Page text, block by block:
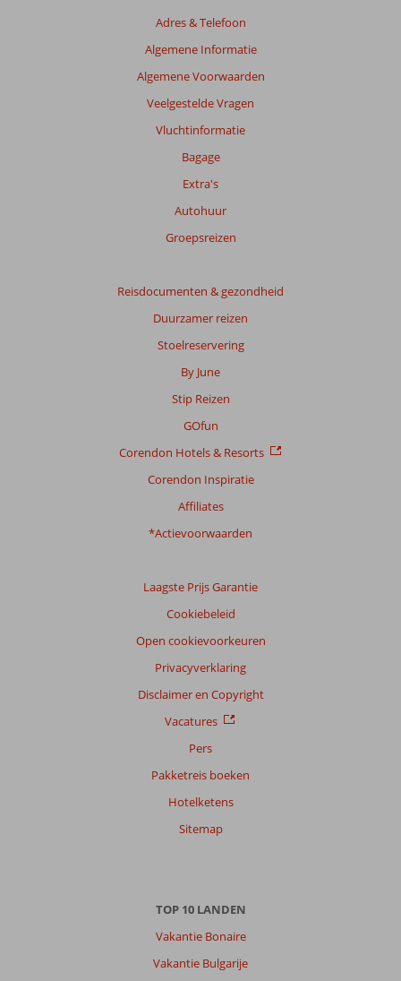
Adres & Telefoon
Algemene Informatie
Algemene Voorwaarden
Veelgestelde Vragen
Vluchtinformatie
Bagage
Extra's
Autohuur
Groepsreizen
Reisdocumenten & gezondheid
Duurzamer reizen
Stoelreservering
By June
Stip Reizen
GOfun
Corendon Hotels & Resorts
Corendon Inspiratie
Affiliates
*Actievoorwaarden
Laagste Prijs Garantie
Cookiebeleid
Open cookievoorkeuren
Privacyverklaring
Disclaimer en Copyright
Vacatures
Pers
Pakketreis boeken
Hotelketens
Sitemap
TOP 10 LANDEN
Vakantie Bonaire
Vakantie Bulgarije